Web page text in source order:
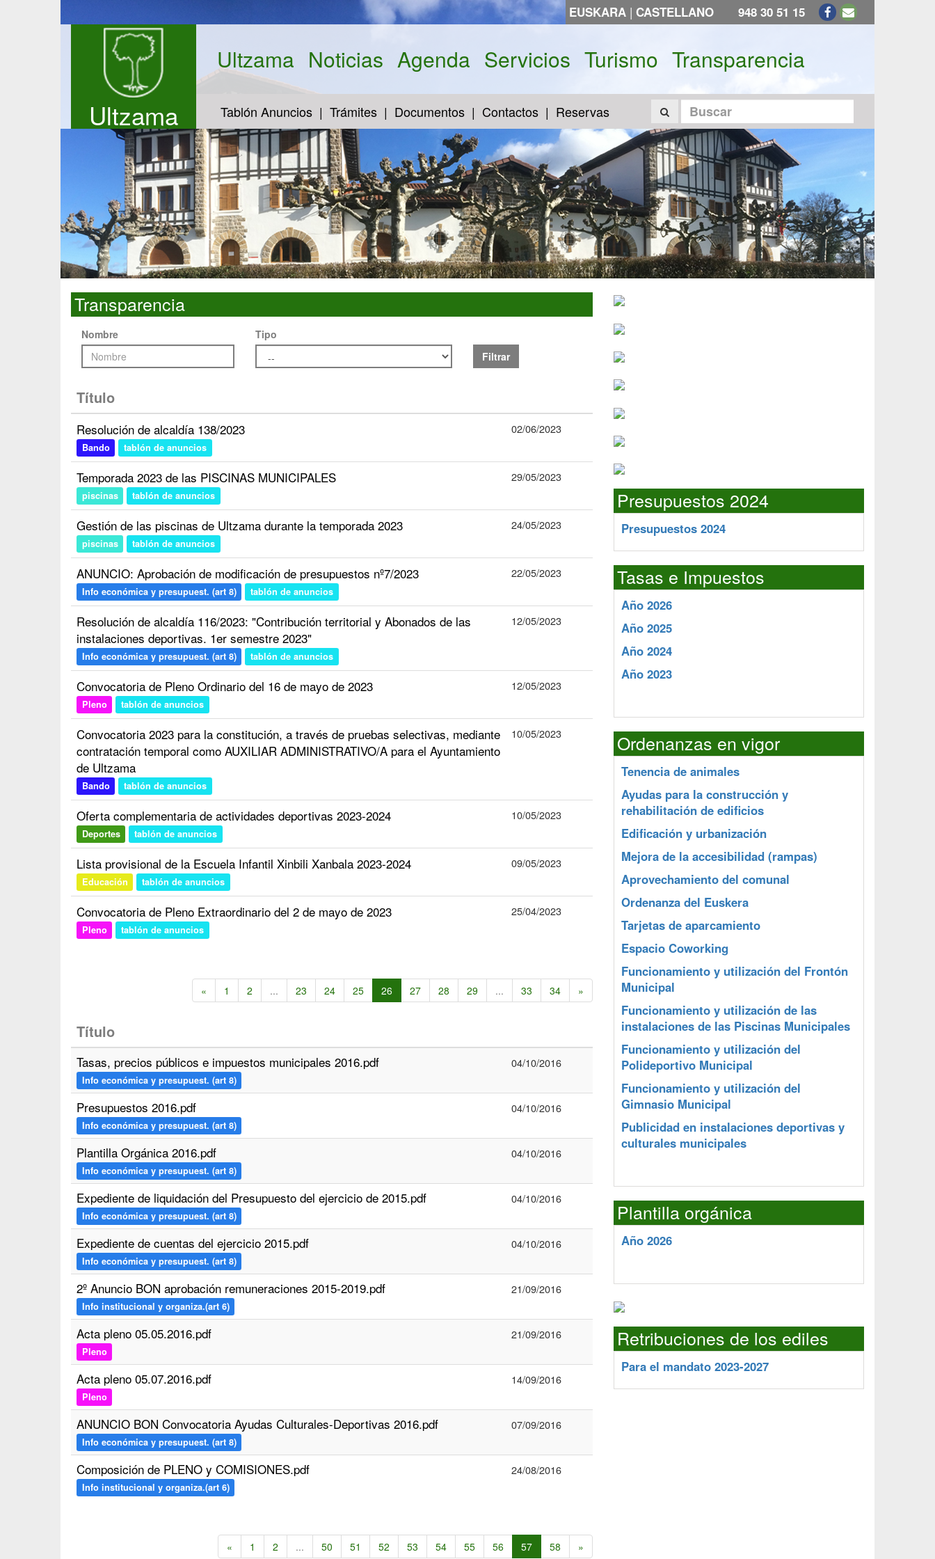
EUSKARA | CASTELLANO 948 30 51 15
Ultzama
Ultzama Noticias Agenda Servicios Turismo Transparencia
Tablón Anuncios Trámites Documentos Contactos Reservas
Transparencia
Nombre
Tipo
Filtrar
Título
Resolución de alcaldía 138/2023
Bando tablón de anuncios
02/06/2023
Temporada 2023 de las PISCINAS MUNICIPALES
piscinas tablón de anuncios
29/05/2023
Gestión de las piscinas de Ultzama durante la temporada 2023
piscinas tablón de anuncios
24/05/2023
ANUNCIO: Aprobación de modificación de presupuestos nº7/2023
Info económica y presupuest. (art 8) tablón de anuncios
22/05/2023
Resolución de alcaldía 116/2023: "Contribución territorial y Abonados de las
instalaciones deportivas. 1er semestre 2023"
Info económica y presupuest. (art 8) tablón de anuncios
12/05/2023
Convocatoria de Pleno Ordinario del 16 de mayo de 2023
Pleno tablón de anuncios
12/05/2023
Convocatoria 2023 para la constitución, a través de pruebas selectivas, mediante
contratación temporal como AUXILIAR ADMINISTRATIVO/A para el Ayuntamiento
de Ultzama
Bando tablón de anuncios
10/05/2023
Oferta complementaria de actividades deportivas 2023-2024
Deportes tablón de anuncios
10/05/2023
Lista provisional de la Escuela Infantil Xinbili Xanbala 2023-2024
Educación tablón de anuncios
09/05/2023
Convocatoria de Pleno Extraordinario del 2 de mayo de 2023
Pleno tablón de anuncios
25/04/2023
« 1 2 ... 23 24 25 26 27 28 29 ... 33 34 »
Título
Tasas, precios públicos e impuestos municipales 2016.pdf
Info económica y presupuest. (art 8)
04/10/2016
Presupuestos 2016.pdf
Info económica y presupuest. (art 8)
04/10/2016
Plantilla Orgánica 2016.pdf
Info económica y presupuest. (art 8)
04/10/2016
Expediente de liquidación del Presupuesto del ejercicio de 2015.pdf
Info económica y presupuest. (art 8)
04/10/2016
Expediente de cuentas del ejercicio 2015.pdf
Info económica y presupuest. (art 8)
04/10/2016
2º Anuncio BON aprobación remuneraciones 2015-2019.pdf
Info institucional y organiza.(art 6)
21/09/2016
Acta pleno 05.05.2016.pdf
Pleno
21/09/2016
Acta pleno 05.07.2016.pdf
Pleno
14/09/2016
ANUNCIO BON Convocatoria Ayudas Culturales-Deportivas 2016.pdf
Info económica y presupuest. (art 8)
07/09/2016
Composición de PLENO y COMISIONES.pdf
Info institucional y organiza.(art 6)
24/08/2016
« 1 2 ... 50 51 52 53 54 55 56 57 58 »
Presupuestos 2024
Presupuestos 2024
Tasas e Impuestos
Año 2026
Año 2025
Año 2024
Año 2023
Ordenanzas en vigor
Tenencia de animales
Ayudas para la construcción y
rehabilitación de edificios
Edificación y urbanización
Mejora de la accesibilidad (rampas)
Aprovechamiento del comunal
Ordenanza del Euskera
Tarjetas de aparcamiento
Espacio Coworking
Funcionamiento y utilización del Frontón
Municipal
Funcionamiento y utilización de las
instalaciones de las Piscinas Municipales
Funcionamiento y utilización del
Polideportivo Municipal
Funcionamiento y utilización del
Gimnasio Municipal
Publicidad en instalaciones deportivas y
culturales municipales
Plantilla orgánica
Año 2026
Retribuciones de los ediles
Para el mandato 2023-2027